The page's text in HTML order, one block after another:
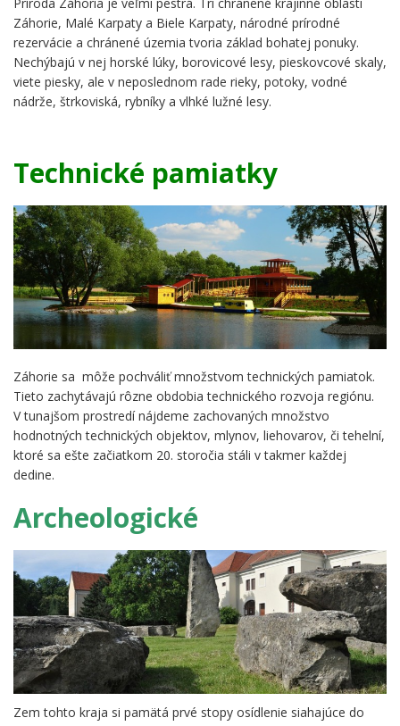
Záhorie, Malé Karpaty a Biele Karpaty, národné prírodné
rezervácie a chránené územia tvoria základ bohatej ponuky.
Nechýbajú v nej horské lúky, borovicové lesy, pieskovcové skaly,
viete piesky, ale v neposlednom rade rieky, potoky, vodné
nádrže, štrkoviská, rybníky a vlhké lužné lesy.
Technické pamiatky
Záhorie sa môže pochváliť množstvom technických pamiatok.
Tieto zachytávajú rôzne obdobia technického rozvoja regiónu.
V tunajšom prostredí nájdeme zachovaných množstvo
hodnotných technických objektov, mlynov, liehovarov, či tehelní,
ktoré sa ešte začiatkom 20. storočia stáli v takmer každej
dedine.
Archeologické
Zem tohto kraja si pamätá prvé stopy osídlenie siahajúce do